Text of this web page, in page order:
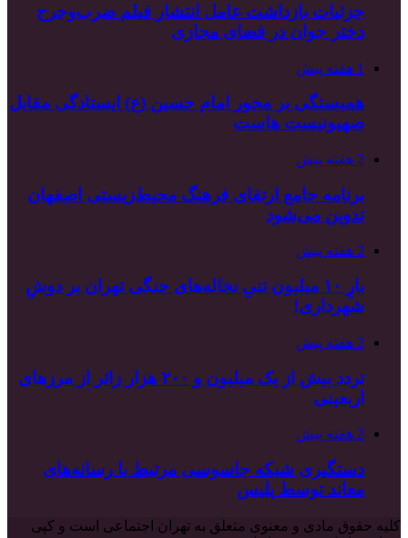
جزئیات بازداشت عامل انتشار فیلم ضرب‌وجرح
دختر جوان در فضای مجازی
1 هفته پیش
همبستگی بر محور امام حسین (ع) ایستادگی مقابل
صهیونیست هاست
2 هفته پیش
برنامه جامع ارتقای فرهنگ محیط‌زیستی اصفهان
تدوین می‌شود
2 هفته پیش
بارِ ۱۰ میلیون تنیِ نخاله‌های جنگی تهران بر دوشِ
شهرداری!
2 هفته پیش
تردد بیش از یک میلیون و ۲۰۰ هزار زائر از مرزهای
اربعینی
2 هفته پیش
دستگیری شبکه جاسوسی مرتبط با رسانه‌های
معاند توسط پلیس
کلیه حقوق مادی و معنوی متعلق به تهران اجتماعی است و کپی